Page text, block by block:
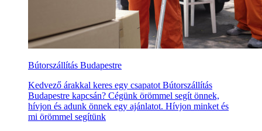
Bútorszállítás Budapestre
Kedvező árakkal keres egy csapatot Bútorszállítás
Budapestre kapcsán? Cégünk örömmel segít önnek,
hívjon és adunk önnek egy ajánlatot. Hívjon minket és
mi örömmel segítünk